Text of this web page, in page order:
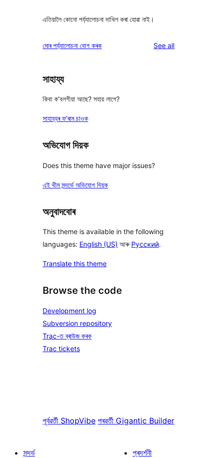
এতিয়ালৈ কোনো পৰ্য্যালোচনা দাখিল কৰা হোৱা নাই।
মোৰ পৰ্য্যালোচনা যোগ কৰক See allreviews
সাহায্য
কিবা ক’বলগীয়া আছে? সহায় লাগে?
সাহায্যৰ ফ’ৰাম চাওক
অভিযোগ দিয়ক
Does this theme have major issues?
এই থীম সন্দৰ্ভে অভিযোগ দিয়ক
অনুবাদবোৰ
This theme is available in the following
languages: English (US) আৰু Русский.
Translate this theme
Browse the code
Development log
Subversion repository
Trac-ত ব্ৰাউজ কৰক
Trac tickets
পূৰ্বৱৰ্তী ShopVibe পৰৱৰ্তী Gigantic Builder
সন্দৰ্ভ
প্ৰদৰ্শনী